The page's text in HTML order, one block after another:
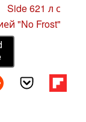
Side 621 л с
"No Frost"